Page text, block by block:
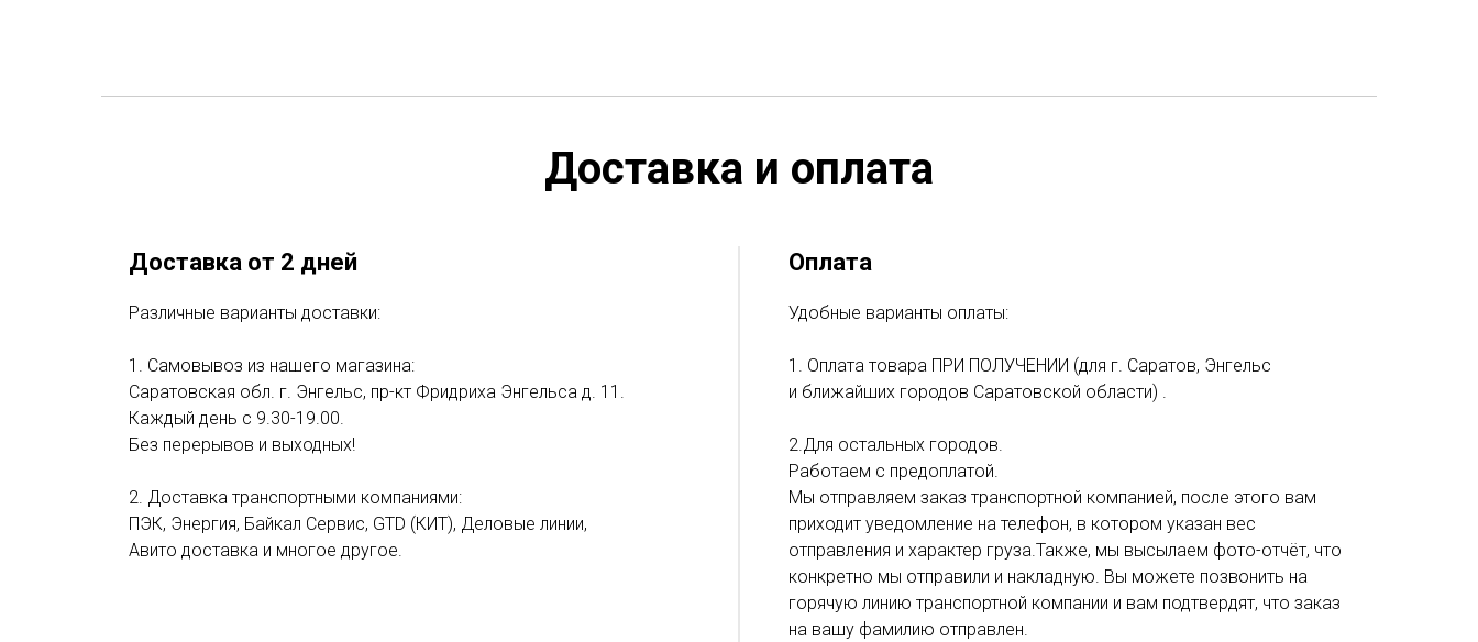
Доставка и оплата
Доставка от 2 дней
Различные варианты доставки:
1. Самовывоз из нашего магазина:
Саратовская обл. г. Энгельс, пр-кт Фридриха Энгельса д. 11.
Каждый день с 9.30-19.00.
Без перерывов и выходных!
2. Доставка транспортными компаниями:
ПЭК, Энергия, Байкал Сервис, GTD (КИТ), Деловые линии,
Авито доставка и многое другое.
Оплата
Удобные варианты оплаты:
1. Оплата товара ПРИ ПОЛУЧЕНИИ (для г. Саратов, Энгельс
и ближайших городов Саратовской области) .
2.Для остальных городов.
Работаем с предоплатой.
Мы отправляем заказ транспортной компанией, после этого вам
приходит уведомление на телефон, в котором указан вес
отправления и характер груза.Также, мы высылаем фото-отчёт, что
конкретно мы отправили и накладную. Вы можете позвонить на
горячую линию транспортной компании и вам подтвердят, что заказ
на вашу фамилию отправлен.